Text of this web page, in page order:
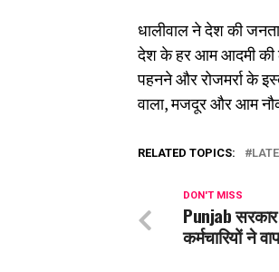
धालीवाल ने देश की
देश के हर आम आदमी की
पहनने और रोजमर्रा के
वाला, मजदूर और आम
RELATED TOPICS:
DON'T MISS
Punjab
कर्मचारियों ने